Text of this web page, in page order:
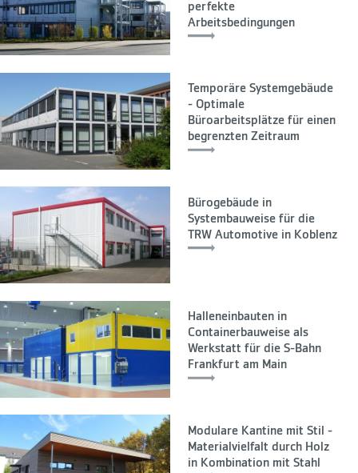
perfekte
Arbeitsbedingungen
Temporäre Systemgebäude
- Optimale
Büroarbeitsplätze für einen
begrenzten Zeitraum
Bürogebäude in
Systembauweise für die
TRW Automotive in Koblenz
Halleneinbauten in
Containerbauweise als
Werkstatt für die S-Bahn
Frankfurt am Main
Modulare Kantine mit Stil -
Materialvielfalt durch Holz
in Kombination mit Stahl